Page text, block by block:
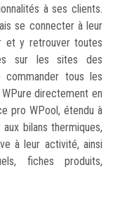
à ses clients.
se connecter à leur
et y retrouver toutes
sur les sites des
tous les
directement en
pro WPool, étendu à
bilans thermiques,
à leur activité, ainsi
fiches produits,